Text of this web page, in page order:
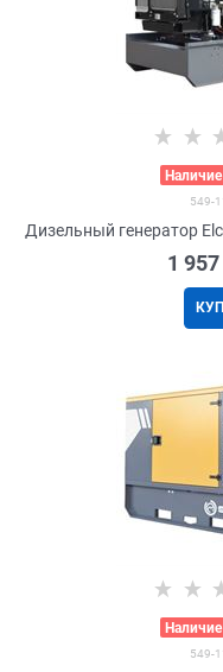
549-
Дизельный генератор
1
549-